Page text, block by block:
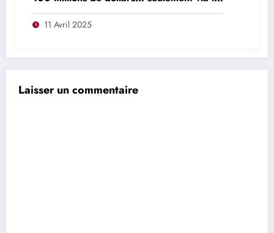
loot box de Counter-Strike 2
11 Avril 2025
Laisser un commentaire